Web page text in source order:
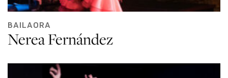
BAILAORA
Nerea Fernández